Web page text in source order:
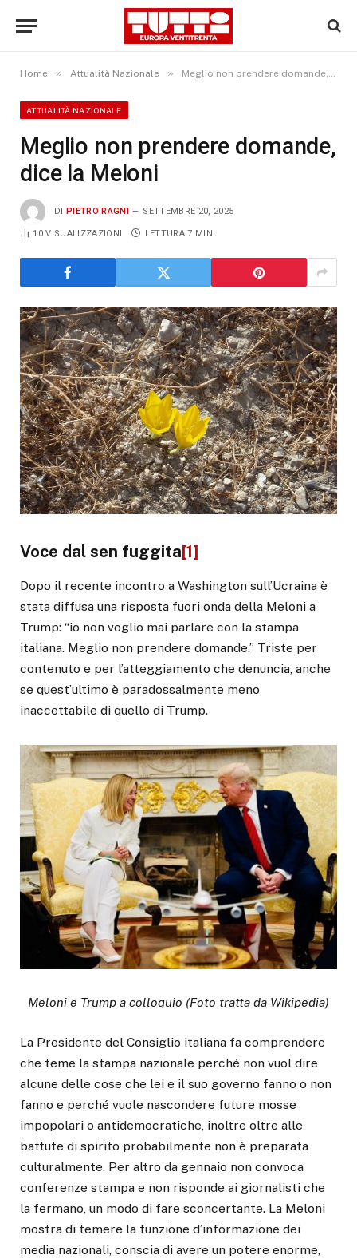
Home » Attualità Nazionale » Meglio non prendere domande, dice la Meloni
ATTUALITÀ NAZIONALE
Meglio non prendere domande,
dice la Meloni
DI PIETRO RAGNI SETTEMBRE 20, 2025
10VISUALIZZAZIONI LETTURA 7 MIN.
Voce dal sen fuggita[1]
Dopo il recente incontro a Washington sull’Ucraina è
stata diffusa una risposta fuori onda della Meloni a
Trump: “io non voglio mai parlare con la stampa
italiana. Meglio non prendere domande.” Triste per
contenuto e per l’atteggiamento che denuncia, anche
se quest’ultimo è paradossalmente meno
inaccettabile di quello di Trump.
Meloni e Trump a colloquio (Foto tratta da Wikipedia)
La Presidente del Consiglio italiana fa comprendere
che teme la stampa nazionale perché non vuol dire
alcune delle cose che lei e il suo governo fanno o non
fanno e perché vuole nascondere future mosse
impopolari o antidemocratiche, inoltre oltre alle
battute di spirito probabilmente non è preparata
culturalmente. Per altro da gennaio non convoca
conferenze stampa e non risponde ai giornalisti che
la fermano, un modo di fare sconcertante. La Meloni
mostra di temere la funzione d’informazione dei
media nazionali, conscia di avere un potere enorme,